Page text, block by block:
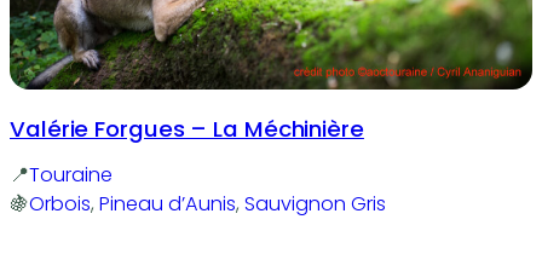
Valérie Forgues – La Méchinière
Touraine
Orbois, Pineau d’Aunis, Sauvignon Gris